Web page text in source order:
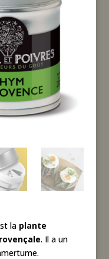
la plante
. Il a un